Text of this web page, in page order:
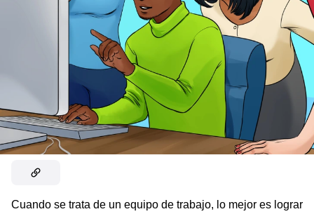
Cuando se trata de un equipo de trabajo, lo mejor es lograr